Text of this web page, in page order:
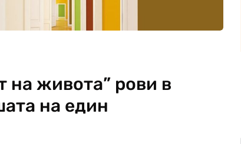
на живота” рови в
на един